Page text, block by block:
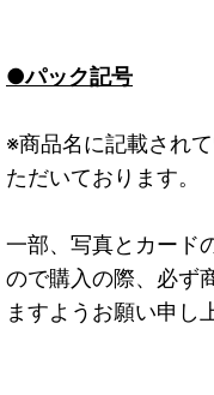
●パック記号
※商品名に記載され
ただいております。
一部、写真とカード
ので購入の際、必ず
ますようお願い申し